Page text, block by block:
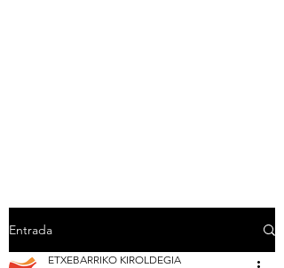
Entrada
ETXEBARRIKO KIROLDEGIA